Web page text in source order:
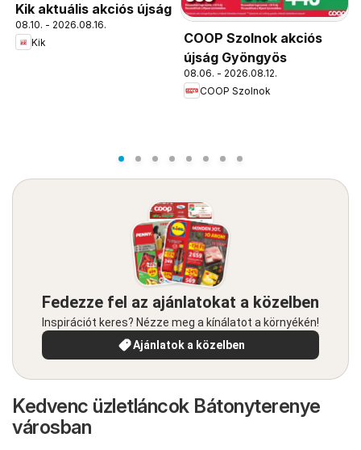
Kik aktuális akciós újság
08.10. - 2026.08.16.
Kik
COOP Szolnok akciós
újság Gyöngyös
08.06. - 2026.08.12.
COOP Szolnok
Fedezze fel az ajánlatokat a közelben
Inspirációt keres? Nézze meg a kínálatot a környékén!
Ajánlatok a közelben
Kedvenc üzletláncok Bátonyterenye
városban